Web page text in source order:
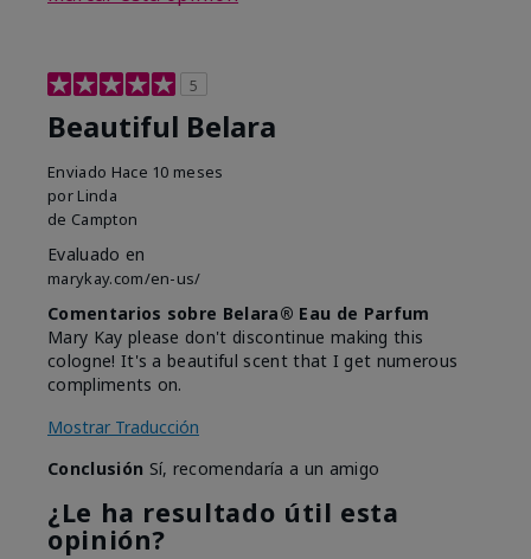
5
Beautiful Belara
Enviado Hace 10 meses
por Linda
de Campton
Evaluado en
marykay.com/en-us/
Comentarios sobre Belara® Eau de Parfum
Mary Kay please don't discontinue making this
cologne! It's a beautiful scent that I get numerous
compliments on.
Mostrar Traducción
Conclusión Sí, recomendaría a un amigo
¿Le ha resultado útil esta
opinión?